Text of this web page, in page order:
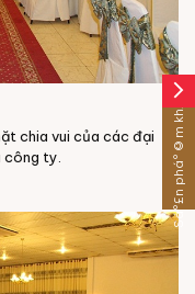
chia vui của các đại
công ty.
arrow_forward_ios
Sáº£n pháº©m khÃ¡c